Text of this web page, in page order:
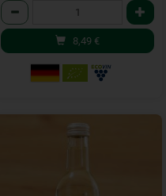
Anzahl
8,49 €